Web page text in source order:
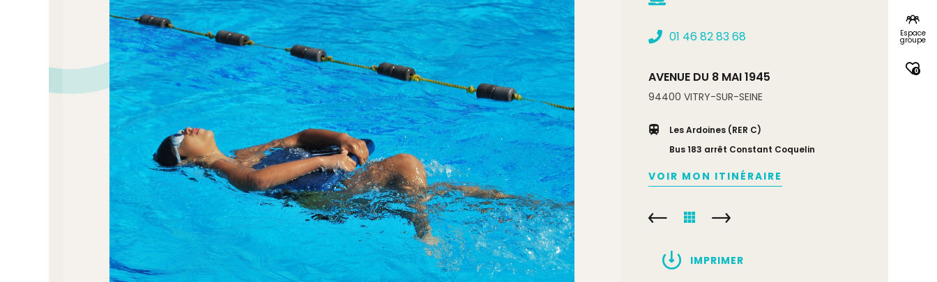
Espace
groupe
0
01 46 82 83 68
AVENUE DU 8 MAI 1945
94400 VITRY-SUR-SEINE
Les Ardoines (RER C)
Bus 183 arrêt Constant Coquelin
VOIR MON ITINÉRAIRE
IMPRIMER